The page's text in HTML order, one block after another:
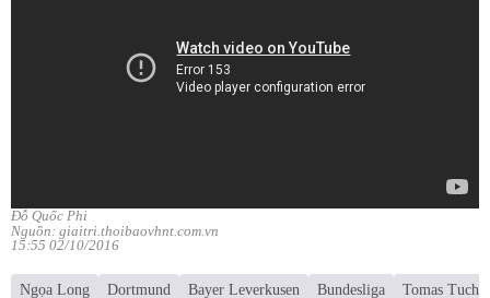
Đỗ Quốc Phi
Nguồn: giaitri.thoibaovhnt.com.vn
15:55 02/10/2016
Ngọa Long Dortmund Bayer Leverkusen Bundesliga Tomas Tuchel